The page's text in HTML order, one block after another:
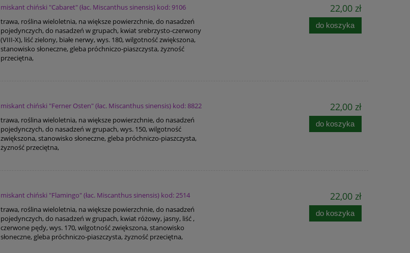
miskant chiński "Cabaret" (łac. Miscanthus sinensis) kod: 9106
trawa, roślina wieloletnia, na większe powierzchnie, do nasadzeń
pojedynczych, do nasadzeń w grupach, kwiat srebrzysto-czerwony
(VIII-X), liść zielony, białe nerwy, wys. 180, wilgotność zwiększona,
stanowisko słoneczne, gleba próchniczo-piaszczysta, żyzność
przeciętna,
22,00 zł
do koszyka
miskant chiński "Ferner Osten" (łac. Miscanthus sinensis) kod: 8822
trawa, roślina wieloletnia, na większe powierzchnie, do nasadzeń
pojedynczych, do nasadzeń w grupach, wys. 150, wilgotność
zwiększona, stanowisko słoneczne, gleba próchniczo-piaszczysta,
żyzność przeciętna,
22,00 zł
do koszyka
miskant chiński "Flamingo" (łac. Miscanthus sinensis) kod: 2514
trawa, roślina wieloletnia, na większe powierzchnie, do nasadzeń
pojedynczych, do nasadzeń w grupach, kwiat różowy, jasny, liść ,
czerwone pędy, wys. 170, wilgotność zwiększona, stanowisko
słoneczne, gleba próchniczo-piaszczysta, żyzność przeciętna,
22,00 zł
do koszyka